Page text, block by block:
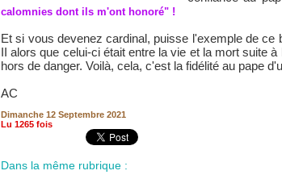
calomnies dont ils m'ont honoré" !
Et si vous devenez cardinal, puisse l'exemple de
II alors que celui-ci était entre la vie et la mort suite
hors de danger. Voilà, cela, c'est la fidélité au pape
AC
Dimanche 12 Septembre 2021
Lu 1265 fois
Dans la même rubrique :